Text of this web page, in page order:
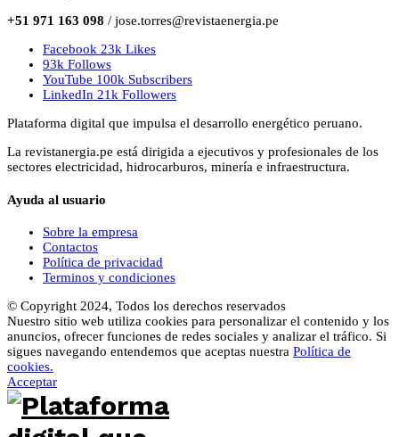
+51 971 163 098 / jose.torres@revistaenergia.pe
Facebook 23k Likes
93k Follows
YouTube 100k Subscribers
LinkedIn 21k Followers
Plataforma digital que impulsa el desarrollo energético peruano.
La revistanergia.pe está dirigida a ejecutivos y profesionales de los
sectores electricidad, hidrocarburos, minería e infraestructura.
Ayuda al usuario
Sobre la empresa
Contactos
Política de privacidad
Terminos y condiciones
© Copyright 2024, Todos los derechos reservados
Nuestro sitio web utiliza cookies para personalizar el contenido y los
anuncios, ofrecer funciones de redes sociales y analizar el tráfico. Si
sigues navegando entendemos que aceptas nuestra Política de
cookies.
Acceptar